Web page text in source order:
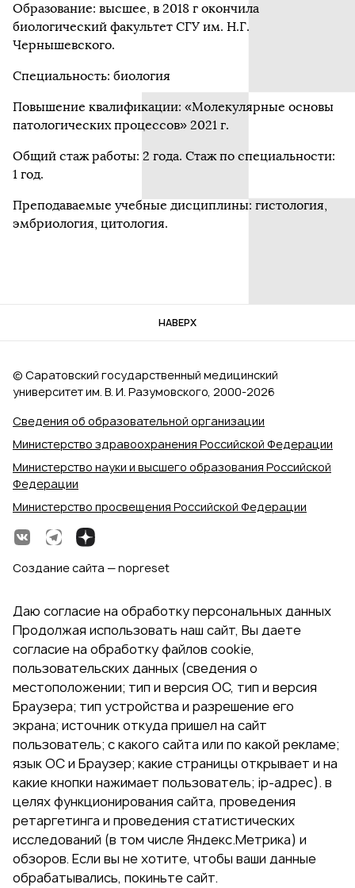
Образование: высшее, в 2018 г окончила
биологический факультет СГУ им. Н.Г.
Чернышевского.
Специальность: биология
Повышение квалификации: «Молекулярные основы
патологических процессов» 2021 г.
Общий стаж работы: 2 года. Стаж по специальности:
1 год.
Преподаваемые учебные дисциплины: гистология,
эмбриология, цитология.
НАВЕРХ
Сведения об образовательной организации
Министерство здравоохранения Российской Федерации
Министерство науки и высшего образования Российской
Федерации
Министерство просвещения Российской Федерации
© Саратовский государственный медицинский
университет им. В. И. Разумовского, 2000‑2026
Создание сайта — nopreset
Даю согласие на обработку персональных данных
Продолжая использовать наш сайт, Вы даете
согласие на обработку файлов cookie,
пользовательских данных (сведения о
местоположении; тип и версия ОС, тип и версия
Браузера; тип устройства и разрешение его
экрана; источник откуда пришел на сайт
пользователь; с какого сайта или по какой рекламе;
язык ОС и Браузер; какие страницы открывает и на
какие кнопки нажимает пользователь; ip-адрес). в
целях функционирования сайта, проведения
ретаргетинга и проведения статистических
исследований (в том числе Яндекс.Метрика) и
обзоров. Если вы не хотите, чтобы ваши данные
обрабатывались, покиньте сайт.